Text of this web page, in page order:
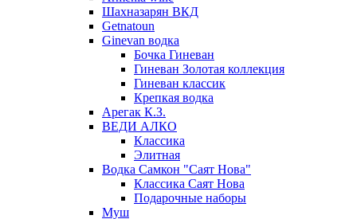
Шахназарян ВКД
Getnatoun
Ginevan водка
Бочка Гиневан
Гиневан Золотая коллекция
Гиневан классик
Крепкая водка
Арегак К.З.
ВЕДИ АЛКО
Классика
Элитная
Водка Самкон "Саят Нова"
Классика Саят Нова
Подарочные наборы
Муш